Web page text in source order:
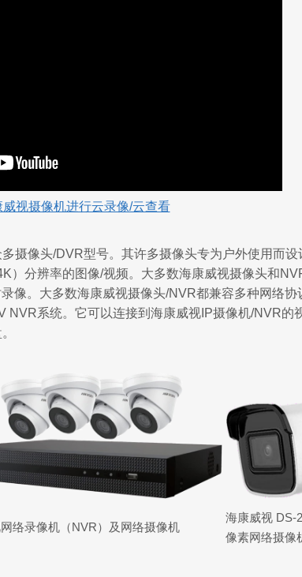
威视摄像机进行云录像/云查看
摄像头/DVR型号。其许多摄像头专为户外使用而设
）分辨率的图像/视频。大多数海康威视摄像头和
像。大多数海康威视摄像头/NVR都兼容多种网络协
NVR系统。它可以连接到海康威视IP摄像机/NVR的
络录像机（NVR）及网络摄像机
海康威视 DS-
像素网络摄像